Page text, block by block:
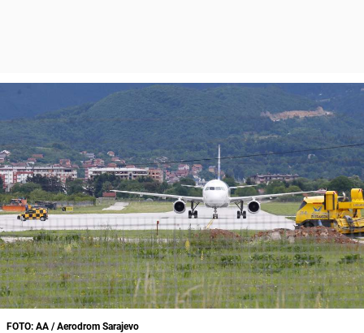
FOTO: AA / Aerodrom Sarajevo